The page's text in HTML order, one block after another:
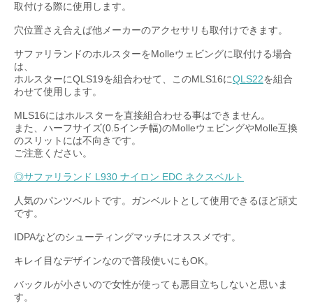
取付ける際に使用します。
穴位置さえ合えば他メーカーのアクセサリも取付けできます。
サファリランドのホルスターをMolleウェビングに取付ける場合
は、
ホルスターにQLS19を組合わせて、このMLS16にQLS22を組合
わせて使用します。
MLS16にはホルスターを直接組合わせる事はできません。
また、ハーフサイズ(0.5インチ幅)のMolleウェビングやMolle互換
のスリットには不向きです。
ご注意ください。
◎サファリランド L930 ナイロン EDC ネクスベルト
人気のパンツベルトです。ガンベルトとして使用できるほど頑丈
です。
IDPAなどのシューティングマッチにオススメです。
キレイ目なデザインなので普段使いにもOK。
バックルが小さいので女性が使っても悪目立ちしないと思いま
す。